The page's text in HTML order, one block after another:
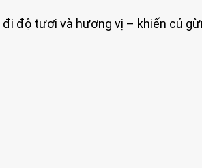
đi độ tươi và hương vị – khiến củ